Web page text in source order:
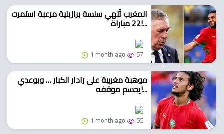
المغرب تُنهي سلسة برازيلية مرعبة استمرت
22 مباراة!...
1 month ago 57
موهبة مغربية على رادار الكبار … وبوعدي
يحسم موقفه!...
1 month ago 55